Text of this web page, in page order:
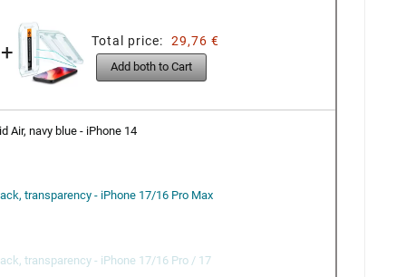
+ Total price: 29,76 €
Add both to Cart
Air, navy blue - iPhone 14
transparency - iPhone 17/16 Pro Max
transparency - iPhone 17/16 Pro / 17